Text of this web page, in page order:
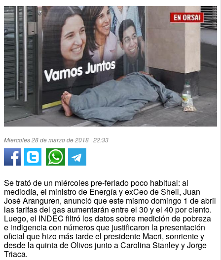
Miercoles 28 de marzo de 2018 | 22:33
Se trató de un miércoles pre-feriado poco habitual: al
mediodía, el ministro de Energía y exCeo de Shell, Juan
José Aranguren, anunció que este mismo domingo 1 de abril
las tarifas del gas aumentarán entre el 30 y el 40 por ciento.
Luego, el INDEC filtró los datos sobre medición de pobreza
e indigencia con números que justificaron la presentación
oficial que hizo más tarde el presidente Macri, sonriente y
desde la quinta de Olivos junto a Carolina Stanley y Jorge
Triaca.